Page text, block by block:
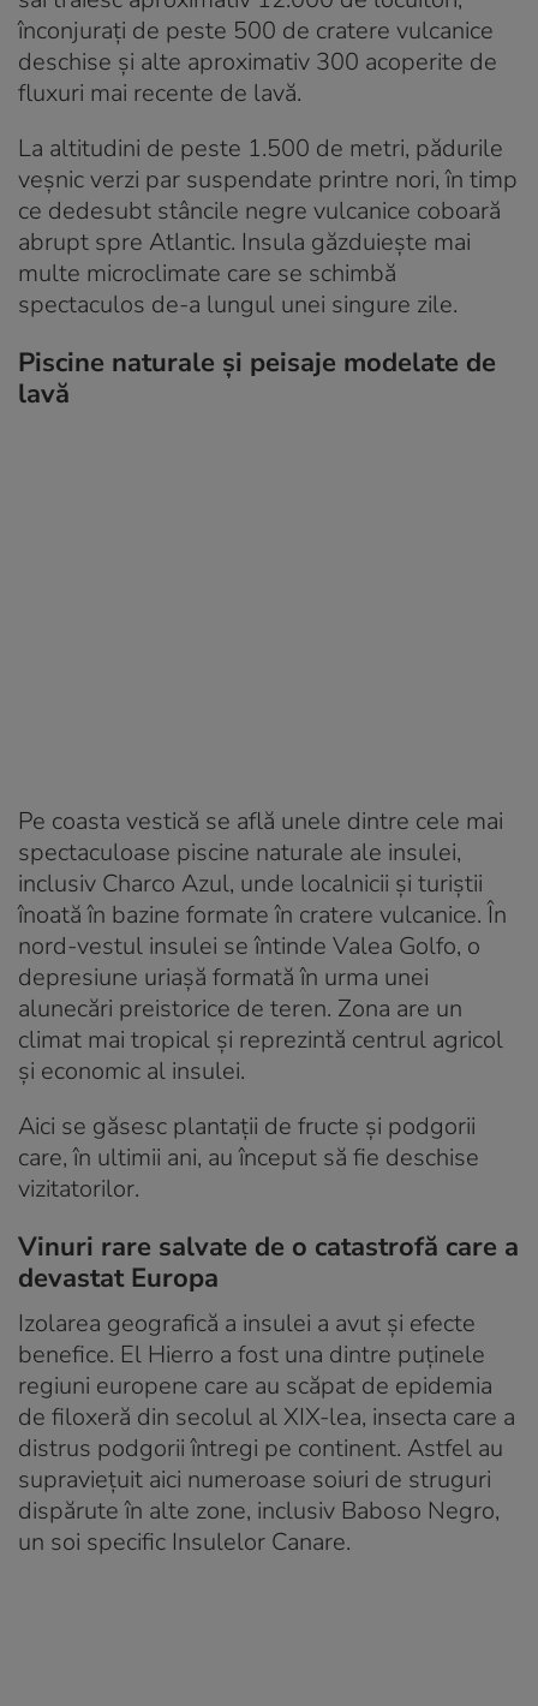
înconjurați de peste 500 de cratere vulcanice
deschise și alte aproximativ 300 acoperite de
fluxuri mai recente de lavă.
La altitudini de peste 1.500 de metri, pădurile
veșnic verzi par suspendate printre nori, în timp
ce dedesubt stâncile negre vulcanice coboară
abrupt spre Atlantic. Insula găzduiește mai
multe microclimate care se schimbă
spectaculos de-a lungul unei singure zile.
Piscine naturale și peisaje modelate de
lavă
Pe coasta vestică se află unele dintre cele mai
spectaculoase piscine naturale ale insulei,
inclusiv Charco Azul, unde localnicii și turiștii
înoată în bazine formate în cratere vulcanice. În
nord-vestul insulei se întinde Valea Golfo, o
depresiune uriașă formată în urma unei
alunecări preistorice de teren. Zona are un
climat mai tropical și reprezintă centrul agricol
și economic al insulei.
Aici se găsesc plantații de fructe și podgorii
care, în ultimii ani, au început să fie deschise
vizitatorilor.
Vinuri rare salvate de o catastrofă care a
devastat Europa
Izolarea geografică a insulei a avut și efecte
benefice. El Hierro a fost una dintre puținele
regiuni europene care au scăpat de epidemia
de filoxeră din secolul al XIX-lea, insecta care a
distrus podgorii întregi pe continent. Astfel au
supraviețuit aici numeroase soiuri de struguri
dispărute în alte zone, inclusiv Baboso Negro,
un soi specific Insulelor Canare.